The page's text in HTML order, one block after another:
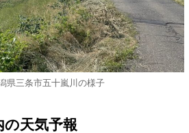
県三条市五十嵐川の様子
の天気予報